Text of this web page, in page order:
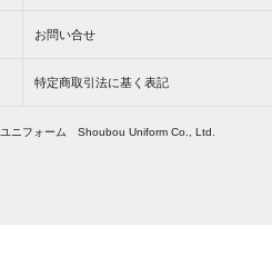
お問い合せ
特定商取引法に基く表記
ニフォーム Shoubou Uniform Co., Ltd.